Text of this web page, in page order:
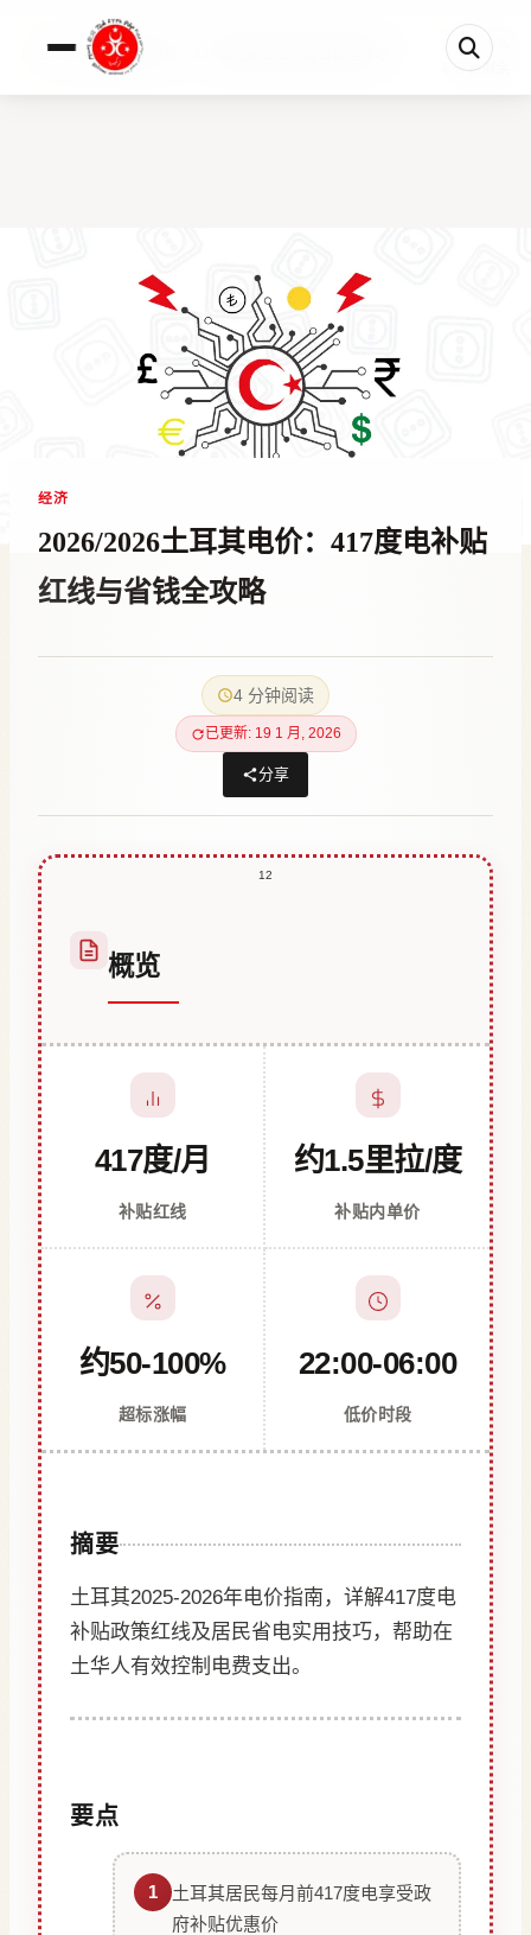
2026/2026土耳其电价：417度电补贴红线与省钱全攻略
0%
4 分钟剩余
经济
2026/2026土耳其电价：417度电补贴
红线与省钱全攻略
4 分钟阅读
已更新: 19 1 月, 2026
分享
概览
417度/月
补贴红线
约1.5里拉/度
补贴内单价
约50-100%
超标涨幅
22:00-06:00
低价时段
摘要
土耳其2025-2026年电价指南，详解417度电
补贴政策红线及居民省电实用技巧，帮助在
土华人有效控制电费支出。
要点
1
土耳其居民每月前417度电享受政
府补贴优惠价
12